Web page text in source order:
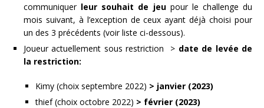
communiquer leur souhait de jeupour le challenge du
mois suivant, à l’exception de ceux ayant déjà choisi pour
un des 3 précédents (voir liste ci-dessous).
Joueur actuellement sous restriction > date de levée de
la restriction:
Kimy (choix septembre 2022) > janvier (2023)
thief (choix octobre 2022) > février (2023)